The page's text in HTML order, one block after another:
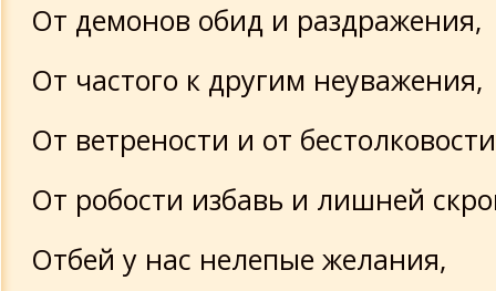
От демонов обид и раздражения,
От частого к другим неуважения,
От ветрености и от
От робости избавь и лишней
Отбей у нас нелепые желания,